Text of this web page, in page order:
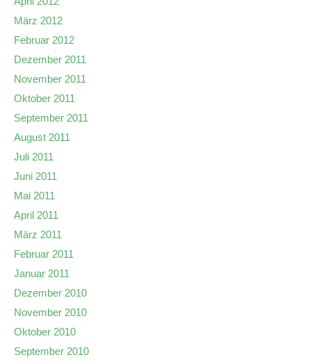
März 2012
Februar 2012
Dezember 2011
November 2011
Oktober 2011
September 2011
August 2011
Juli 2011
Juni 2011
Mai 2011
April 2011
März 2011
Februar 2011
Januar 2011
Dezember 2010
November 2010
Oktober 2010
September 2010